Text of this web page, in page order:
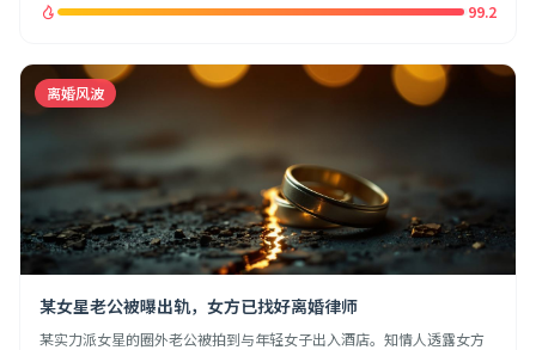
99.2
离婚风波
某女星老公被曝出轨，女方已找好离婚律师
某实力派女星的圈外老公被拍到与年轻女子出入酒店。知情人透露女方